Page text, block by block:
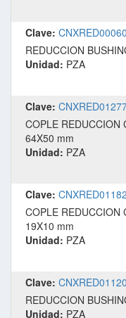
Clave: CNXRED00060
REDUCCION
Unidad: PZA
Clave:
COPLE REDUCCION
64X50 mm
Unidad: PZA
Clave: CNXRED01182
COPLE REDUCCION
19X10 mm
Unidad: PZA
Clave: CNXRED01120
REDUCCION
Unidad: PZA